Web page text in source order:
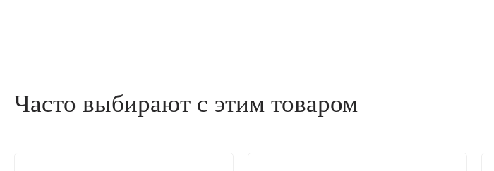
Часто выбирают с этим товаром